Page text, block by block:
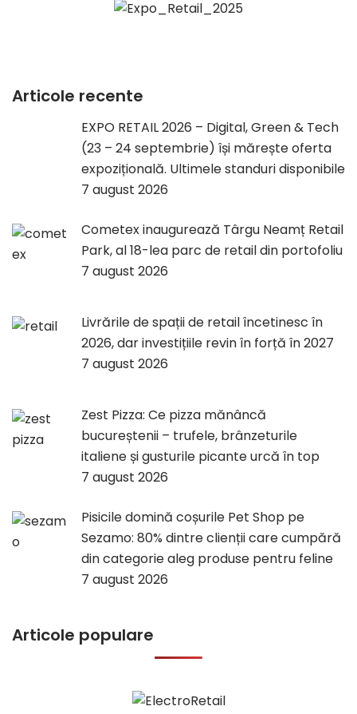
Articole recente
EXPO RETAIL 2026 – Digital, Green & Tech
(23 – 24 septembrie) își mărește oferta
expozițională. Ultimele standuri disponibile
7 august 2026
Cometex inaugurează Târgu Neamț Retail
Park, al 18-lea parc de retail din portofoliu
7 august 2026
Livrările de spații de retail încetinesc în
2026, dar investițiile revin în forță în 2027
7 august 2026
Zest Pizza: Ce pizza mănâncă
bucureștenii – trufele, brânzeturile
italiene și gusturile picante urcă în top
7 august 2026
Pisicile domină coșurile Pet Shop pe
Sezamo: 80% dintre clienții care cumpără
din categorie aleg produse pentru feline
7 august 2026
Articole populare